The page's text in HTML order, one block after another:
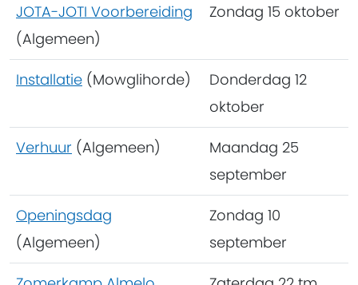
JOTA-JOTI Voorbereiding
(Algemeen)
Zondag 15 oktober
Installatie (Mowglihorde)
Donderdag 12
oktober
Verhuur (Algemeen)
Maandag 25
september
Openingsdag
(Algemeen)
Zondag 10
september